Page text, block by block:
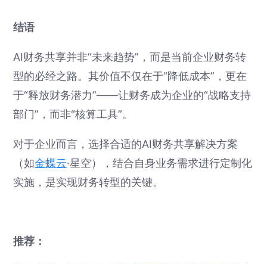
结语
AI财务共享并非“未来趋势”，而是当前企业财务转
型的必经之路。其价值不仅在于“降低成本”，更在
于“释放财务潜力”——让财务成为企业的“战略支持
部门”，而非“核算工具”。
对于企业而言，选择合适的AI财务共享解决方案
（如金蝶云·星空），结合自身业务需求进行定制化
实施，是实现财务转型的关键。
推荐：